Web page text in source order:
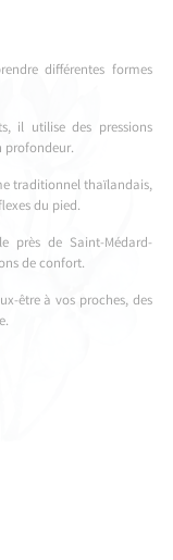
différentes formes
il utilise des pressions
profondeur.
traditionnel thaïlandais,
du pied.
près de Saint-Médard-
de confort.
être à vos proches, des